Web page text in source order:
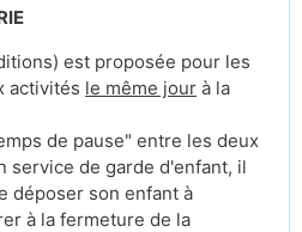
est proposée pour les
activités le même jour à la
de pause" entre les deux
service de garde d'enfant, il
déposer son enfant à
à la fermeture de la